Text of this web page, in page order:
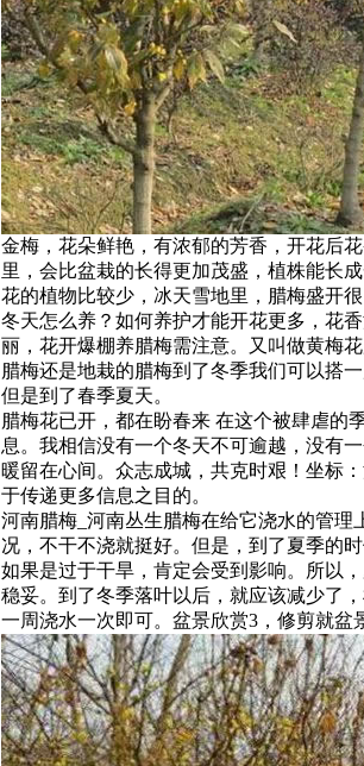
金梅，花朵鲜艳，有浓郁的芳香，开花后
里，会比盆栽的长得更加茂盛，植株能长
花的植物比较少，冰天雪地里，腊梅盛开
冬天怎么养？如何养护才能开花更多，花
丽，花开爆棚养腊梅需注意。又叫做黄梅
腊梅还是地栽的腊梅到了冬季我们可以搭
但是到了春季夏天。
腊梅花已开，都在盼春来 在这个被肆虐的
息。我相信没有一个冬天不可逾越，没有
暖留在心间。众志成城，共克时艰！坐标
于传递更多信息之目的。
河南腊梅_河南丛生腊梅在给它浇水的管
况，不干不浇就挺好。但是，到了夏季的
如果是过于干旱，肯定会受到影响。所以
稳妥。到了冬季落叶以后，就应该减少了
一周浇水一次即可。盆景欣赏3，修剪就盆